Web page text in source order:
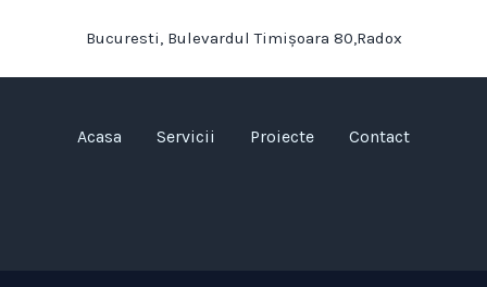
Bucuresti, Bulevardul Timișoara 80,Radox
Acasa Servicii Proiecte Contact